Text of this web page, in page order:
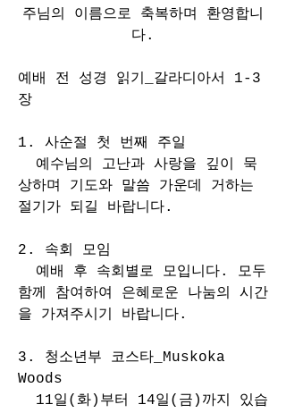
주님의 이름으로 축복하며 환영합니
다.
예배 전 성경 읽기_갈라디아서 1-3
장
1. 사순절 첫 번째 주일
예수님의 고난과 사랑을 깊이 묵
상하며 기도와 말씀 가운데 거하는
절기가 되길 바랍니다.
2. 속회 모임
예배 후 속회별로 모입니다. 모두
함께 참여하여 은혜로운 나눔의 시간
을 가져주시기 바랍니다.
3. 청소년부 코스타_Muskoka
Woods
11일(화)부터 14일(금)까지 있습